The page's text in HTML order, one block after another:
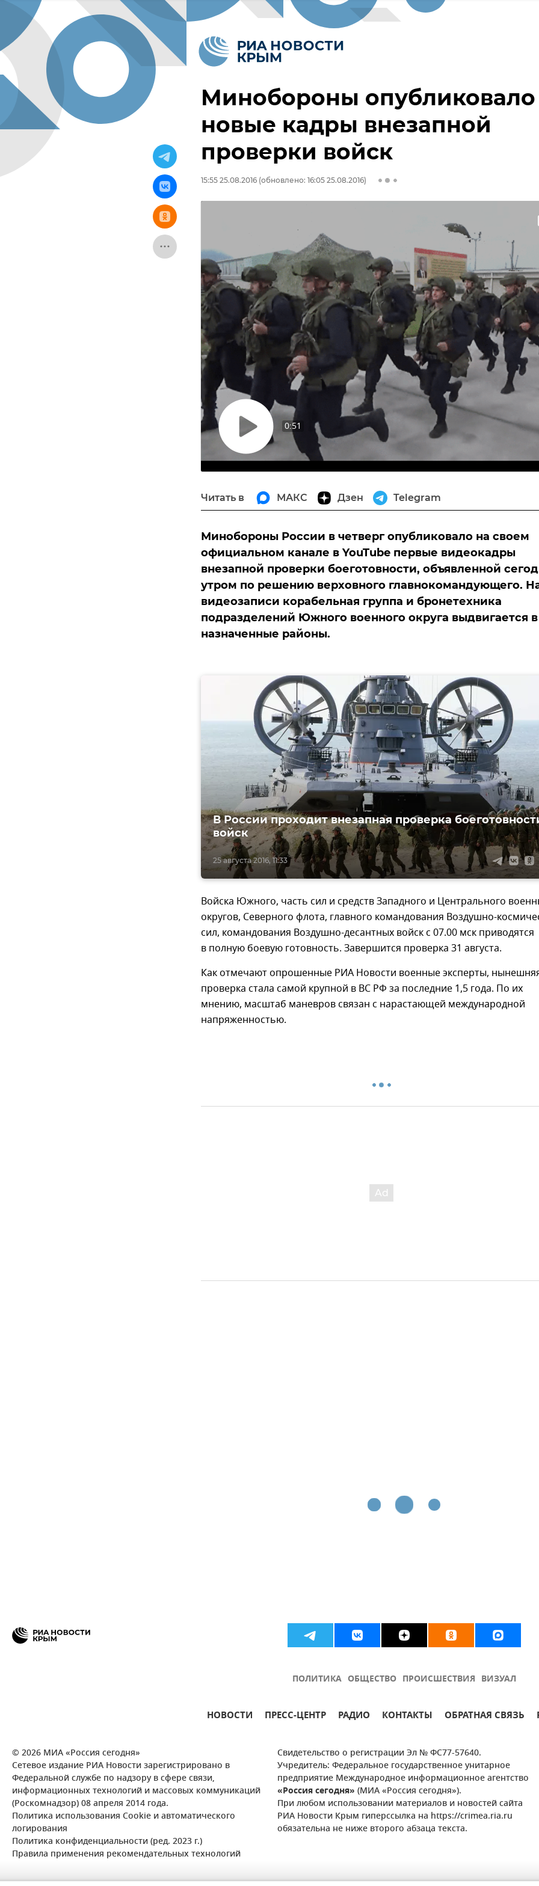
Минобороны опубликовало
новые кадры внезапной
проверки войск
15:55 25.08.2016 (обновлено: 16:05 25.08.2016)
Воспроизвести
0:51
Читать в МАКС Дзен Telegram
Минобороны России в четверг опубликовало на своем
официальном канале в YouTube первые видеокадры
внезапной проверки боеготовности, объявленной
утром по решению верховного главнокомандующего.
видеозаписи корабельная группа и бронетехника
подразделений Южного военного округа выдвигается в
назначенные районы.
25 августа 2016, 11:33
В России проходит внезапная проверка
войск
Войска Южного, часть сил и средств Западного и Центрального
округов, Северного флота, главного командования Воздушно-
сил, командования Воздушно-десантных войск с 07.00 мск приводятся
в полную боевую готовность. Завершится проверка 31 августа.
Как отмечают опрошенные РИА Новости военные эксперты,
проверка стала самой крупной в ВС РФ за последние 1,5 года. По их
мнению, масштаб маневров связан с нарастающей международной
напряженностью.
ПОЛИТИКА ОБЩЕСТВО ПРОИСШЕСТВИЯ ВИЗУАЛ
НОВОСТИ ПРЕСС-ЦЕНТР РАДИО КОНТАКТЫ ОБРАТНАЯ СВЯЗЬ
© 2026 МИА «Россия сегодня»
Сетевое издание РИА Новости зарегистрировано в
Федеральной службе по надзору в сфере связи,
информационных технологий и массовых коммуникаций
(Роскомнадзор) 08 апреля 2014 года.
Политика использования Cookie и автоматического
логирования
Политика конфиденциальности (ред. 2023 г.)
Правила применения рекомендательных технологий
Свидетельство о регистрации Эл № ФС77-57640.
Учредитель: Федеральное государственное унитарное
предприятие Международное информационное агентство
«Россия сегодня» (МИА «Россия сегодня»).
При любом использовании материалов и новостей сайта
РИА Новости Крым гиперссылка на https://crimea.ria.ru
обязательна не ниже второго абзаца текста.